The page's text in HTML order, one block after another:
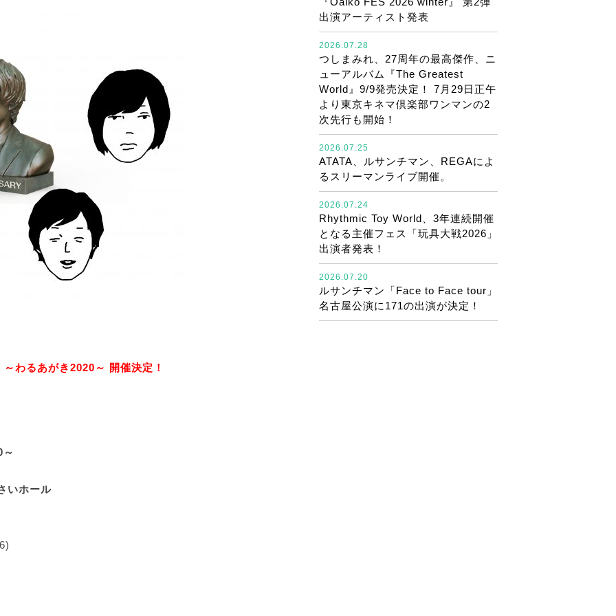
わるあがき2020～ 開催決定！
いホール
出演アーティスト発表
2026.07.28
つしまみれ、27周年の最高傑作、ニ
ューアルバム『The Greatest
World』9/9発売決定！ 7月29日正午
より東京キネマ倶楽部ワンマンの2
次先行も開始！
2026.07.25
ATATA、ルサンチマン、REGAによ
るスリーマンライブ開催。
2026.07.24
Rhythmic Toy World、3年連続開催
となる主催フェス「玩具大戦2026」
出演者発表！
2026.07.20
ルサンチマン「Face to Face tour」
名古屋公演に171の出演が決定！